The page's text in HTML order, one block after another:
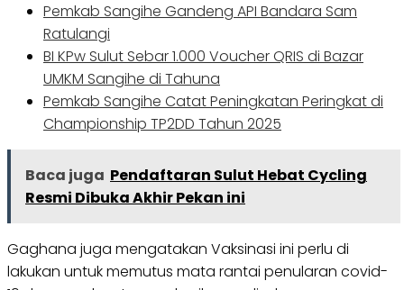
Pemkab Sangihe Gandeng API Bandara Sam
Ratulangi
BI KPw Sulut Sebar 1.000 Voucher QRIS di Bazar
UMKM Sangihe di Tahuna
Pemkab Sangihe Catat Peningkatan Peringkat di
Championship TP2DD Tahun 2025
Baca juga Pendaftaran Sulut Hebat Cycling
Resmi Dibuka Akhir Pekan ini
Gaghana juga mengatakan Vaksinasi ini perlu di
lakukan untuk memutus mata rantai penularan covid-